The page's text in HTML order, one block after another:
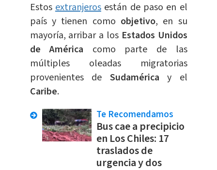
Estosextranjerosestán de paso en el
país y tienen como objetivo, en su
mayoría, arribar a los Estados Unidos
de América como parte de las
múltiples oleadas migratorias
provenientes de Sudamérica y el
Caribe.
Te Recomendamos
Bus cae a precipicio
en Los Chiles: 17
traslados de
urgencia y dos